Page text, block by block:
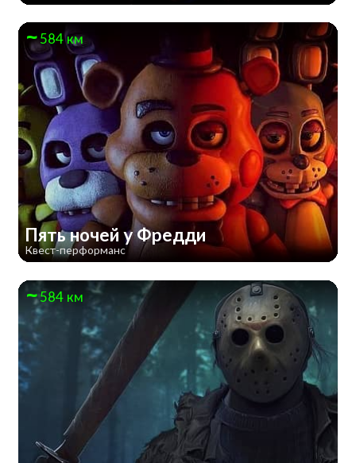
584 км
Пять ночей у Фредди
Квест-перформанс
584 км